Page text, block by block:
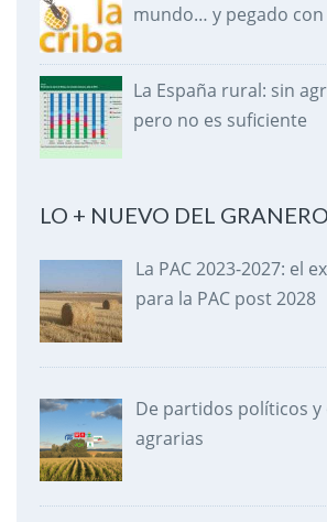
mundo… y pegado
La España rural: sin
pero no es suficiente
LO + NUEVO DEL GRANERO
La PAC 2023-2027: el
para la PAC post 2028
De partidos políticos y
agrarias